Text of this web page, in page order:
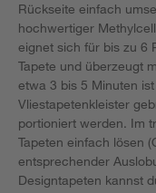
Rückseite einfach
hochwertiger
eignet sich für bis zu 6
Tapete und überzeugt
etwa 3 bis 5 Minuten
Vliestapetenkleister
portioniert werden. Im
Tapeten einfach lösen
entsprechender
Designtapeten kannst